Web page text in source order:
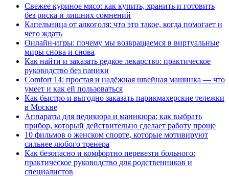
Свежее куриное мясо: как купить, хранить и готовить
без риска и лишних сомнений
Капельница от алкоголя: что это такое, когда помогает и
чего ждать
Онлайн-игры: почему мы возвращаемся в виртуальные
миры снова и снова
Как найти и заказать редкое лекарство: практическое
руководство без паники
Comfort 14: простая и надёжная швейная машинка — что
умеет и как ей пользоваться
Как быстро и выгодно заказать парикмахерские тележки
в Москве
Аппараты для педикюра и маникюра: как выбрать
прибор, который действительно сделает работу проще
10 фильмов о женском спорте, которые мотивируют
сильнее любого тренера
Как безопасно и комфортно перевезти больного:
практическое руководство для родственников и
специалистов